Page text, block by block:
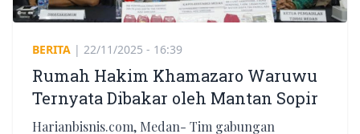
BERITA | 22/11/2025 - 16:39
Rumah Hakim Khamazaro Waruwu
Ternyata Dibakar oleh Mantan Sopir
Harianbisnis.com, Medan- Tim gabungan